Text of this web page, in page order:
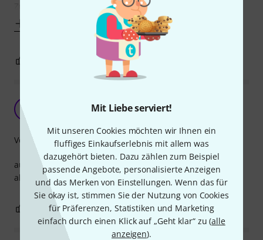
Mit Liebe serviert!
Mit unseren Cookies möchten wir Ihnen ein
fluffiges Einkaufserlebnis mit allem was
dazugehört bieten. Dazu zählen zum Beispiel
passende Angebote, personalisierte Anzeigen
und das Merken von Einstellungen. Wenn das für
Sie okay ist, stimmen Sie der Nutzung von Cookies
für Präferenzen, Statistiken und Marketing
einfach durch einen Klick auf „Geht klar“ zu (alle
anzeigen).
Zugegeben, eigentlich wollte ich einen T.Bone
BEWERTUNG MELDEN
D Wow - macht was es soll :)
auch auf meinem SM58 Beta - es fehlt halt der blaue Ring,
aber der ist mir keine €40,- zusätzlich wert.
Verarbeitung
1 BEWERTUNG MELDEN